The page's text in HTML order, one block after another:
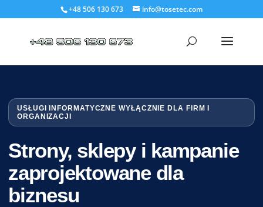
+48 506 130 673 info@tosetec.com
USŁUGI INFORMATYCZNE WYŁĄCZNIE DLA FIRM I
ORGANIZACJI
Strony, sklepy i kampanie
zaprojektowane dla
biznesu